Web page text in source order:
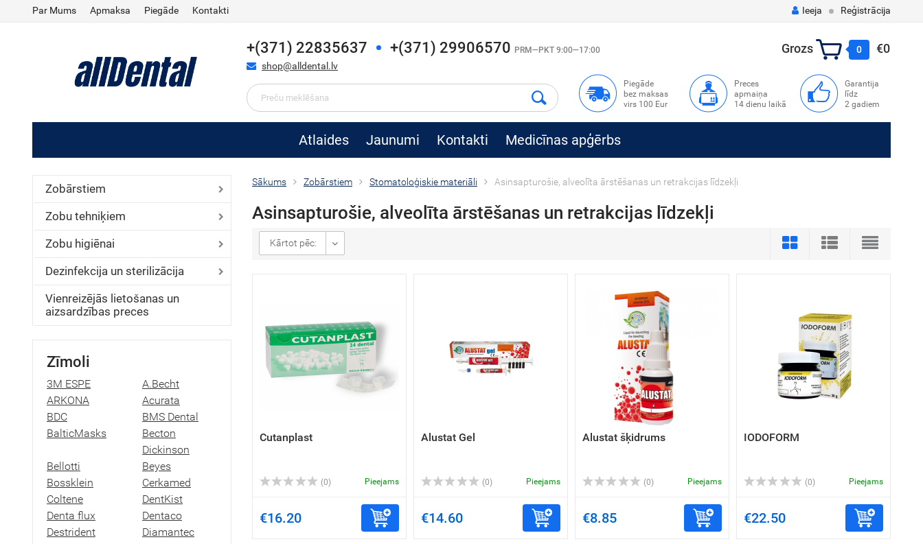
Par Mums Apmaksa Piegāde Kontakti Ieeja Reģistrācija
+(371) 22835637 +(371) 29906570 PRM—PKT 9:00—17:00
shop@alldental.lv
Grozs 0 €0
Piegāde
bez maksas
virs 100 Eur
Preces
apmaiņa
14 dienu laikā
Garantija
līdz
2 gadiem
Atlaides Jaunumi Kontakti Medicīnas apģērbs
Zobārstiem
Zobu tehniķiem
Zobu higiēnai
Dezinfekcija un sterilizācija
Vienreizējās lietošanas un
aizsardzības preces
Zīmoli
3M ESPE
A.Becht
ARKONA
Acurata
BDC
BMS Dental
BalticMasks
Becton
Dickinson
Bellotti
Beyes
Bossklein
Cerkamed
Coltene
DentKist
Denta flux
Dentaco
Destrident
Diamantec
Sākums Zobārstiem Stomatoloģiskie materiāli Asinsapturošie, alveolīta ārstēšanas un retrakcijas līdzekļi
Asinsapturošie, alveolīta ārstēšanas un retrakcijas līdzekļi
Kārtot pēc:
Cutanplast
(0) Pieejams
€16.20
Alustat Gel
(0) Pieejams
€14.60
Alustat šķidrums
(0) Pieejams
€8.85
IODOFORM
(0) Pieejams
€22.50